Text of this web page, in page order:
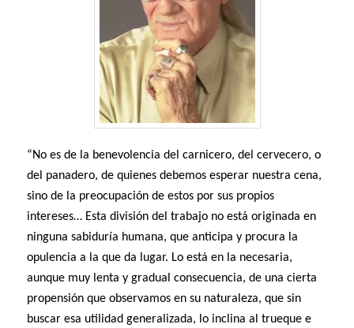
“No es de la benevolencia del carnicero, del cervecero, o
del panadero, de quienes debemos esperar nuestra cena,
sino de la preocupación de estos por sus propios
intereses… Esta división del trabajo no está originada en
ninguna sabiduría humana, que anticipa y procura la
opulencia a la que da lugar. Lo está en la necesaria,
aunque muy lenta y gradual consecuencia, de una cierta
propensión que observamos en su naturaleza, que sin
buscar esa utilidad generalizada, lo inclina al trueque e